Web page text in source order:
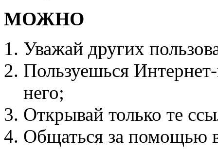
МОЖНО
Уважай других
Пользуешься
него;
Открывай только те
Общаться за помощью